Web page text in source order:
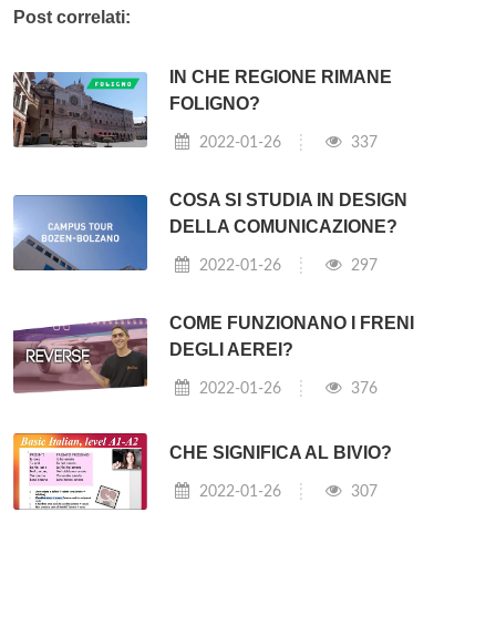
Post correlati:
IN CHE REGIONE RIMANE
FOLIGNO?
2022-01-26 337
COSA SI STUDIA IN DESIGN
DELLA COMUNICAZIONE?
2022-01-26 297
COME FUNZIONANO I FRENI
DEGLI AEREI?
2022-01-26 376
CHE SIGNIFICA AL BIVIO?
2022-01-26 307